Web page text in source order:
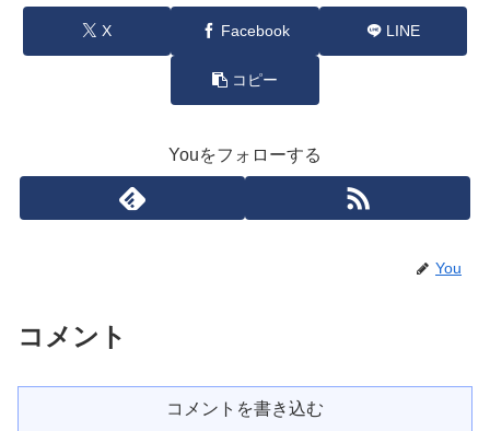
X Facebook LINE
コピー
Youをフォローする
You
コメント
コメントを書き込む